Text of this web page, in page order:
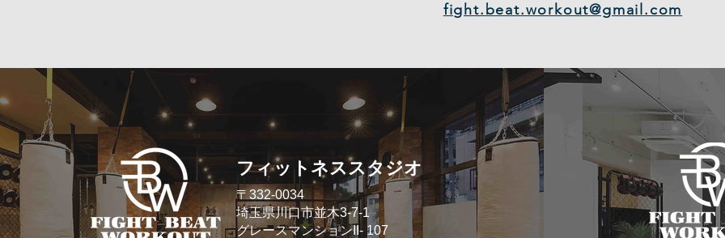
fight.beat.workout@gmail.com
​フィットネススタジオ
​〒332-0034
埼玉県川口市並木3-7-1
​グレースマンションII- 107